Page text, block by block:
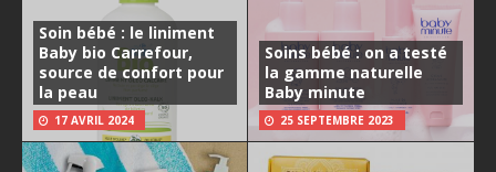
Soin bébé : le liniment
Baby bio Carrefour,
source de confort pour
la peau
17 AVRIL 2024
Soins bébé : on a testé
la gamme naturelle
Baby minute
25 SEPTEMBRE 2023